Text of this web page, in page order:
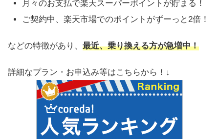
月々のお支払で楽天スーパーポイントが貯まる！
ご契約中、楽天市場でのポイントがずーっと2倍！
などの特徴があり、 最近、乗り換える方が急増中！
詳細なプラン・お申込み等はこちらから！↓